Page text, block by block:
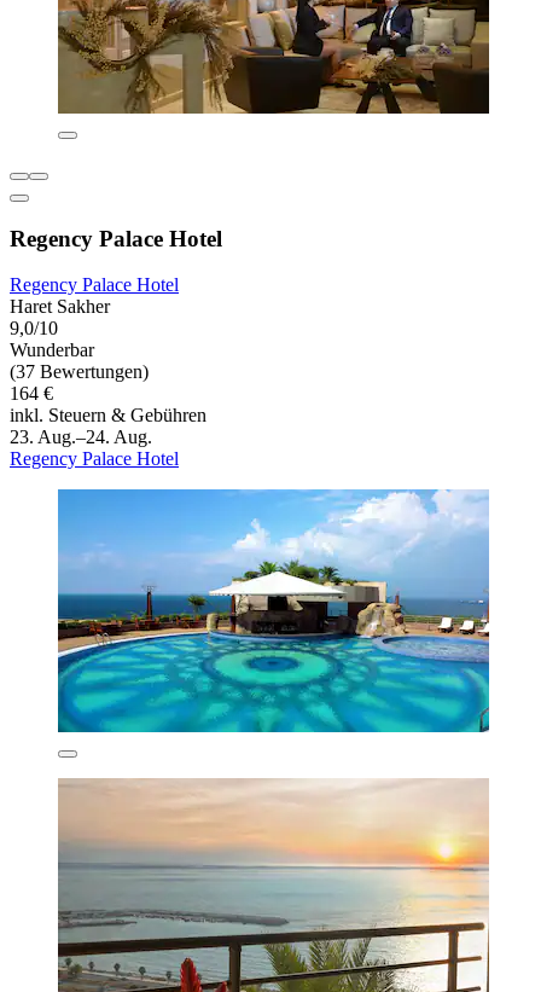
Regency Palace Hotel
Regency Palace Hotel
Haret Sakher
9,0/10
Wunderbar
(37 Bewertungen)
164 €
inkl. Steuern & Gebühren
23. Aug.–24. Aug.
Regency Palace Hotel